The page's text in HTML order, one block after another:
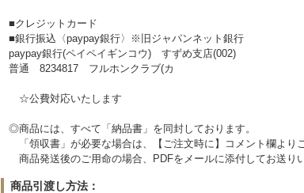
■クレジットカード
■銀行振込〈paypay銀行〉※旧ジャパンネット銀行
paypay銀行(ペイペイギンコウ) すずめ支店(002)
普通 8234817 フルホンクラブ(カ
☆公費対応いたします
◎商品には、すべて「納品書」を同封しております。
「領収書」が必要な場合は、【ご注文時に】コメント欄より
商品発送後のご用命の場合、PDFをメールに添付してお送り
商品引渡し方法：